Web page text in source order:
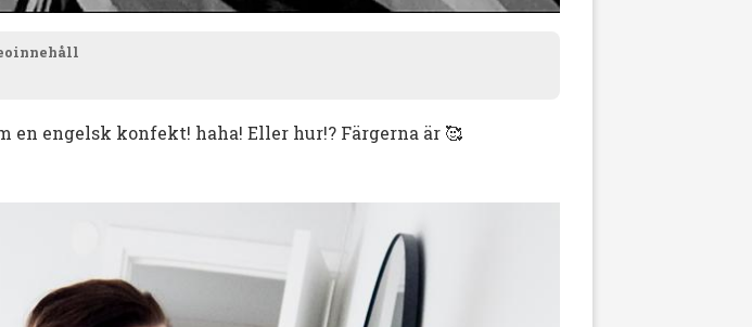
engelsk konfekt! haha! Eller hur!? Färgerna är 🥰